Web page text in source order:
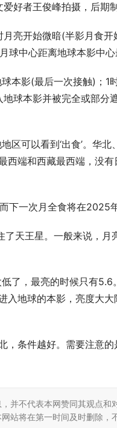
好者王俊峰拍摄，后期
亮开始微暗(半影月食
中心距离地球本影中心
本影(最后一次接触)；1
球本影并被完全或部分
区可以看到‘出食’。华
西端和西藏最西端，没
下一次月全食将在2025
天王星。一般来说，月
了，最亮的时候只有
入地球的本影，亮度大
条件越好。需要注意
并不代表本网赞同其观点和
站将在第一时间及时删除，